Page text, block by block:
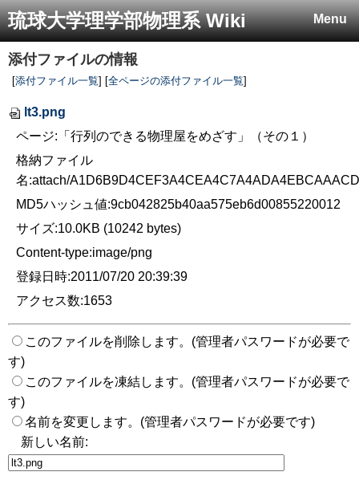
Menu
琉球大学理学部物理系 Wiki
添付ファイルの情報
[添付ファイル一覧] [全ページの添付ファイル一覧]
lt3.png
ページ:「行列のできる物理屋をめざす」（その１）
格納ファイル
名:attach/
MD5ハッシュ値:9cb042825b40aa575eb6d00855220012
サイズ:10.0KB (10242 bytes)
Content-type:image/png
登録日時:2011/07/20 20:39:39
アクセス数:1653
このファイルを削除します。(管理者パスワードが必要で
す)
このファイルを凍結します。(管理者パスワードが必要で
す)
名前を変更します。(管理者パスワードが必要です)
新しい名前: